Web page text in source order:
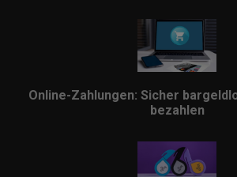
Online-Zahlungen: Sicher
bezahlen